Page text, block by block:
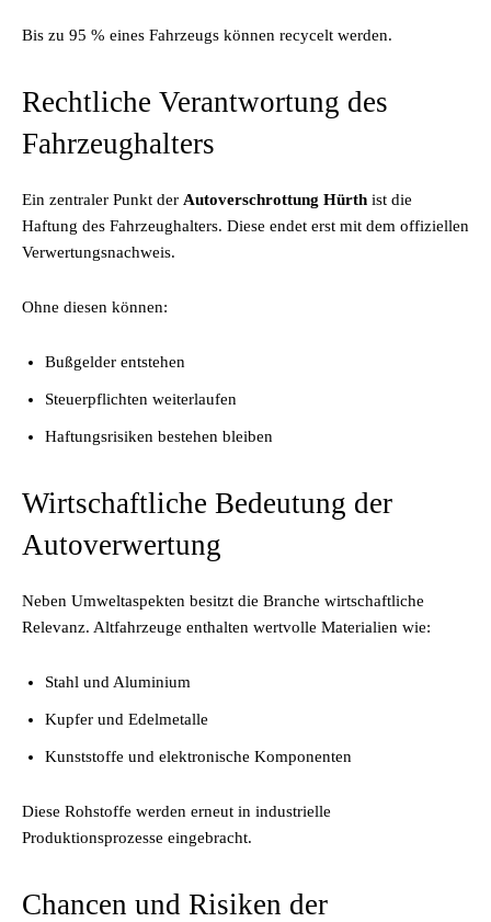
Bis zu 95 % eines Fahrzeugs können recycelt werden.
Rechtliche Verantwortung des
Fahrzeughalters
Ein zentraler Punkt der Autoverschrottung Hürth ist die
Haftung des Fahrzeughalters. Diese endet erst mit dem offiziellen
Verwertungsnachweis.
Ohne diesen können:
Bußgelder entstehen
Steuerpflichten weiterlaufen
Haftungsrisiken bestehen bleiben
Wirtschaftliche Bedeutung der
Autoverwertung
Neben Umweltaspekten besitzt die Branche wirtschaftliche
Relevanz. Altfahrzeuge enthalten wertvolle Materialien wie:
Stahl und Aluminium
Kupfer und Edelmetalle
Kunststoffe und elektronische Komponenten
Diese Rohstoffe werden erneut in industrielle
Produktionsprozesse eingebracht.
Chancen und Risiken der